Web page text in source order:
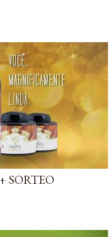
SORTEO